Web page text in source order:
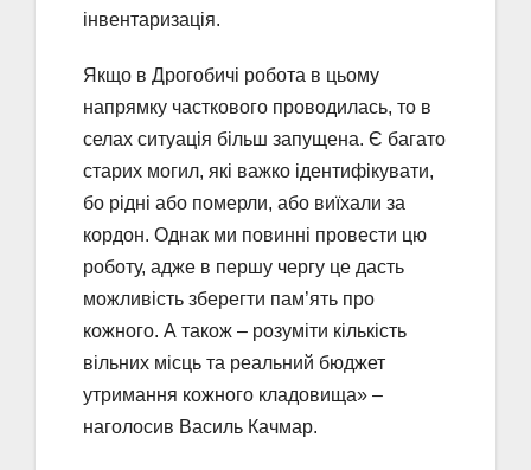
інвентаризація.
Якщо в Дрогобичі робота в цьому
напрямку часткового проводилась, то в
селах ситуація більш запущена. Є багато
старих могил, які важко ідентифікувати,
бо рідні або померли, або виїхали за
кордон. Однак ми повинні провести цю
роботу, адже в першу чергу це дасть
можливість зберегти пам’ять про
кожного. А також – розуміти кількість
вільних місць та реальний бюджет
утримання кожного кладовища» –
наголосив Василь Качмар.